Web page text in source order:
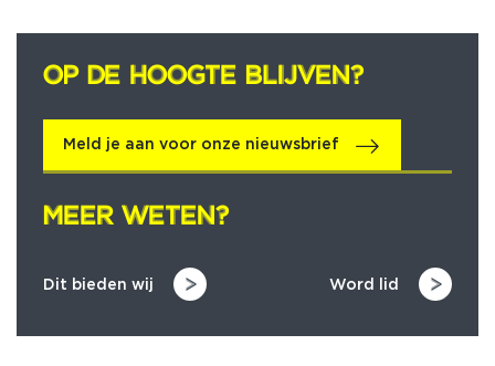
OP DE HOOGTE BLIJVEN?
OP DE HOOGTE BLIJVEN?
Meld je aan voor onze nieuwsbrief
MEER WETEN?
MEER WETEN?
Dit bieden wij Word lid